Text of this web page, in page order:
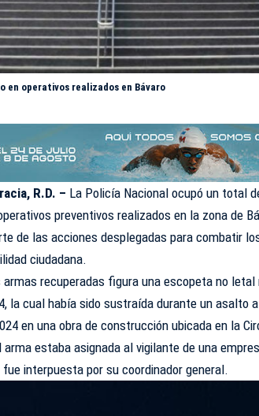
en operativos realizados en Bávaro
R.D. – La Policía Nacionalocupó un total
preventivos realizados en la zona de
de las acciones desplegadas para combatir
ciudadana.
armas recuperadas figura una escopeta no letal
la cual había sido sustraída durante un asalto
en una obra de construcción ubicada en la
arma estaba asignada al vigilante de una
fue interpuesta por su coordinador general.